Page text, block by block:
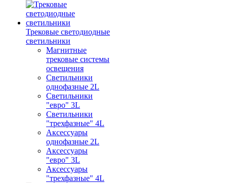
Трековые светодиодные
светильники
Магнитные
трековые системы
освещения
Светильники
однофазные 2L
Светильники
"евро" 3L
Светильники
"трехфазные" 4L
Аксессуары
однофазные 2L
Аксессуары
"евро" 3L
Аксессуары
"трехфазные" 4L